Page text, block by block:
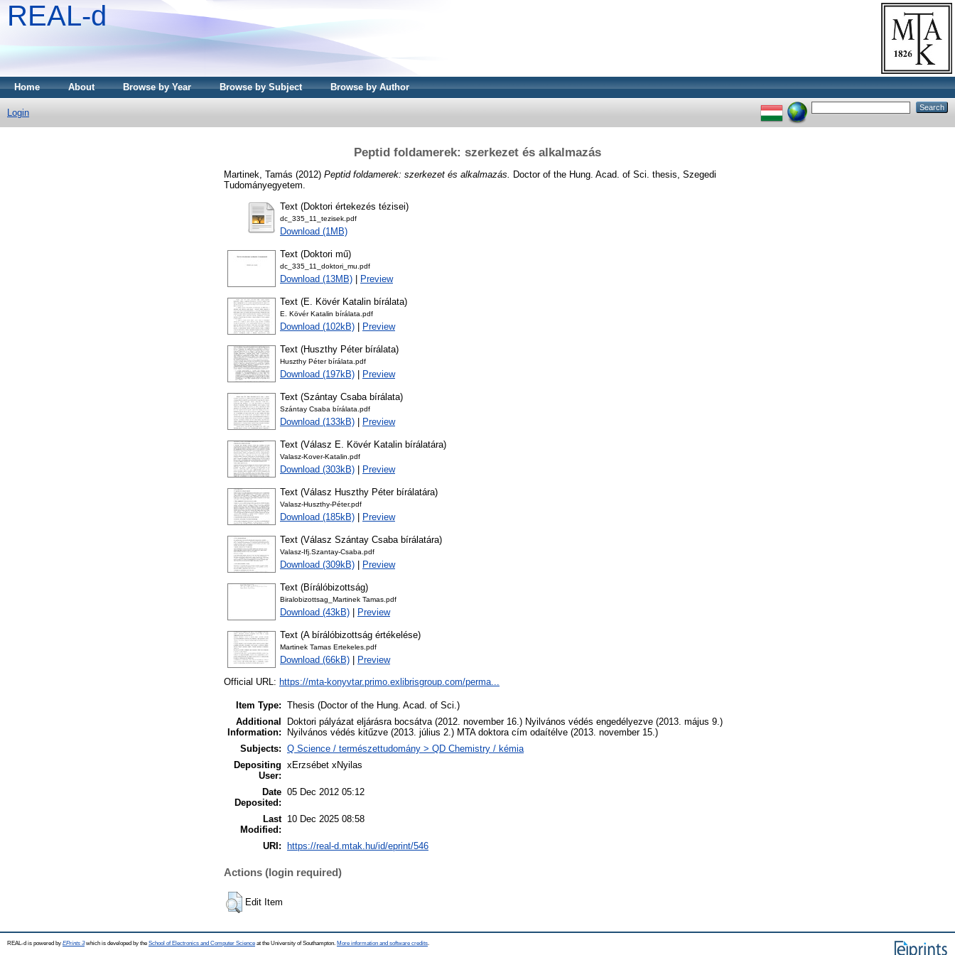
REAL-d
Home About Browse by Year Browse by Subject Browse by Author
Login
Peptid foldamerek: szerkezet és alkalmazás
Martinek, Tamás (2012) Peptid foldamerek: szerkezet és alkalmazás.
Doctor of the Hung. Acad. of Sci. thesis, Szegedi
Tudományegyetem.
Text (Doktori értekezés tézisei)
dc_335_11_tezisek.pdf
Download (1MB)
Text (Doktori mű)
dc_335_11_doktori_mu.pdf
Download (13MB) Preview
Text (E. Kövér Katalin bírálata)
E. Kövér Katalin bírálata.pdf
Download (102kB) Preview
Text (Huszthy Péter bírálata)
Huszthy Péter bírálata.pdf
Download (197kB) Preview
Text (Szántay Csaba bírálata)
Szántay Csaba bírálata.pdf
Download (133kB) Preview
Text (Válasz E. Kövér Katalin bírálatára)
Valasz-Kover-Katalin.pdf
Download (303kB) Preview
Text (Válasz Huszthy Péter bírálatára)
Valasz-Huszthy-Péter.pdf
Download (185kB) Preview
Text (Válasz Szántay Csaba bírálatára)
Valasz-Ifj.Szantay-Csaba.pdf
Download (309kB) Preview
Text (Bírálóbizottság)
Biralobizottsag_Martinek Tamas.pdf
Download (43kB) Preview
Text (A bírálóbizottság értékelése)
Martinek Tamas Ertekeles.pdf
Download (66kB) Preview
Official URL: https://mta-konyvtar.primo.exlibrisgroup.com/perma...
Item Type: Thesis (Doctor of the Hung. Acad. of Sci.)
Additional
Information:
Doktori pályázat eljárásra bocsátva (2012. november 16.) Nyilvános védés engedélyezve (2013. május 9.)
Nyilvános védés kitűzve (2013. július 2.) MTA doktora cím odaítélve (2013. november 15.)
Subjects: Q Science / természettudomány > QD Chemistry / kémia
Depositing
User:
xErzsébet xNyilas
Date
Deposited:
05 Dec 2012 05:12
Last
Modified:
10 Dec 2025 08:58
URI: https://real-d.mtak.hu/id/eprint/546
Actions (login required)
Edit Item
REAL-d is powered by EPrints 3which is developed by the School of Electronics and Computer Science at the University of Southampton. More information and software credits